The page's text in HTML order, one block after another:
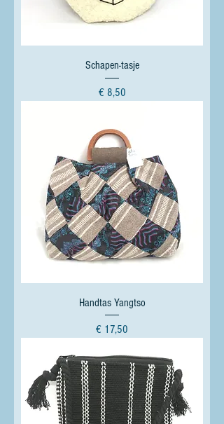
Schapen-tasje
Prijs
€ 8,50
Handtas Yangtso
Prijs
€ 17,50